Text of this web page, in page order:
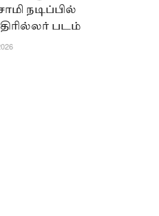
நடிப்பில்
படம்